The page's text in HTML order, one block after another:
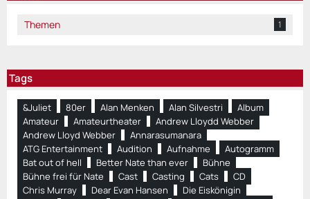
Themen 1
Tags
&Juliet 80er Alan Menken Alan Silvestri
Album
Amateur
Amateurtheater
Andrew Lloydd Webber
Andrew Lloyd Webber
Annarasumanara
ATG Entertainment
Audition Aufnahme
Autogramm
Bat out of hell
Better Nate than ever
Bühne
Bühne frei für Nate
Cast Casting Cats
CD
Chris Murray
Dear Evan Hansen
Die Eiskönigin